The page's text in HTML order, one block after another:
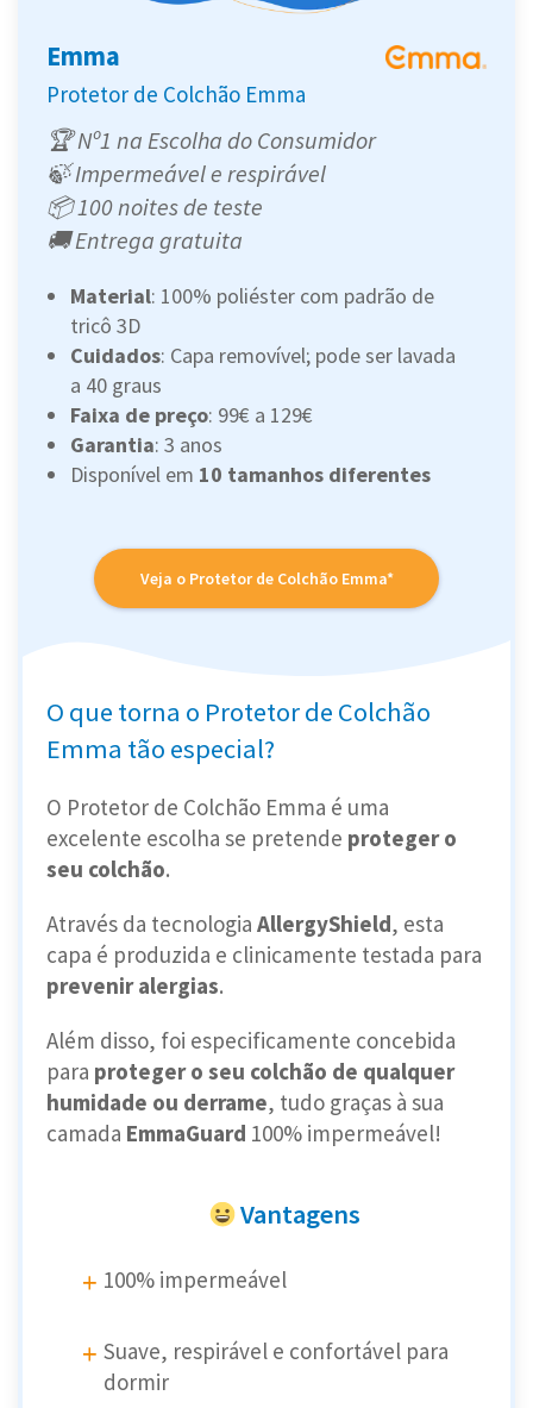
Emma
Protetor de Colchão Emma
🏆 Nº1 na Escolha do Consumidor
🍃 Impermeável e respirável
📦 100 noites de teste
🚚 Entrega gratuita
Material: 100% poliéster com padrão de
tricô 3D
Cuidados: Capa removível; pode ser lavada
a 40 graus
Faixa de preço: 99€ a 129€
Garantia: 3 anos
Disponível em 10 tamanhos diferentes
Veja o Protetor de Colchão Emma*
O que torna o Protetor de Colchão
Emma tão especial?
O Protetor de Colchão Emma é uma
excelente escolha se pretende proteger o
seu colchão.
Através da tecnologia AllergyShield, esta
capa é produzida e clinicamente testada para
prevenir alergias.
Além disso, foi especificamente concebida
para proteger o seu colchão de qualquer
humidade ou derrame, tudo graças à sua
camada EmmaGuard 100% impermeável!
Vantagens
100% impermeável
Suave, respirável e confortável para
dormir